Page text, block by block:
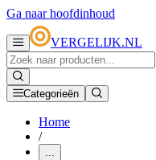
Ga naar hoofdinhoud
VERGELIJK.NL
Categorieën
Home
/
...